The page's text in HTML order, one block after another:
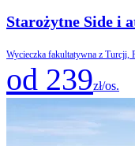
Starożytne Side i
Wycieczka fakultatywna z Turcji,
od 239zł/os.